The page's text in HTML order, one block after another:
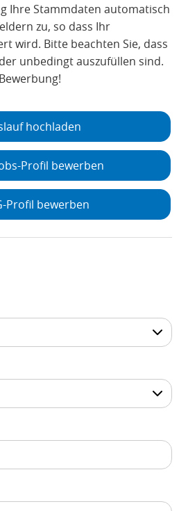
Ihre Stammdaten automatisch
zu, so dass Ihr
wird. Bitte beachten Sie, dass
unbedingt auszufüllen sind.
hochladen
Profil bewerben
Profil bewerben